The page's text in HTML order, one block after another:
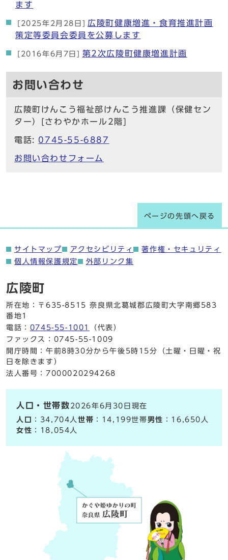
ます
[2025年2月28日]
広陵町健康増進・食育推進計画
策定等委員会委員を公募します
[2016年6月7日] 第2次広陵町健康増進計画
お問い合わせ
広陵町けんこう福祉部けんこう推進課（保健セン
ター）[さわやかホール2階]
電話: 0745-55-6887
お問い合わせフォーム
ページの先頭へ戻る
サイトマップ アクセシビリティ
著作権・セキュリティ
個人情報保護規定
外部リンク集
広陵町
所在地：〒635-8515 奈良県北葛城郡広陵町大字南郷583
番地1
電話： 0745-55-1001
（代表）
ファックス：0745-55-1009
開庁時間：午前8時30分から午後5時15分（土曜・日曜・祝
日を除きます）
法人番号：7000020294268
人口・世帯数 2026年6月30日現在
人口
：34,704人世帯 ：14,199世帯男性 ：16,650人
女性 ：18,054人